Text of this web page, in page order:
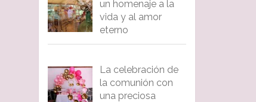
un homenaje a la
vida y al amor
eterno
La celebración de
la comunión con
una preciosa